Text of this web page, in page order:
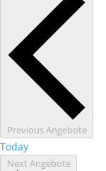
PreviousAngebote
Today
Next Angebote